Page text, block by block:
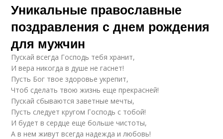
Уникальные православные
поздравления с днем рождения
для мужчин
Пускай всегда Господь тебя хранит,
И вера никогда в душе не гаснет!
Пусть Бог твое здоровье укрепит,
Чтоб сделать твою жизнь еще прекрасней!
Пускай сбываются заветные мечты,
Пусть следует кругом Господь с тобой!
И будет в сердце еще больше чистоты,
А в нем живут всегда надежда и любовь!